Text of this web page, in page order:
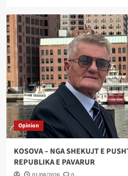
Opinion
KOSOVA – NGA SHEKUJT E
REPUBLIKA E PAVARUR